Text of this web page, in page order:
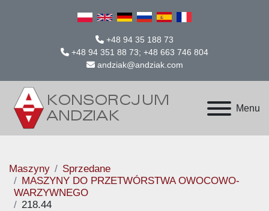
+48 94 35 188 73
+48 94 351 88 73; +48 663 746 804
andziak@andziak.com
Menu
Maszyny
Sprzedane
MASZYNY DO PRZETWÓRSTWA OWOCOWO-
WARZYWNEGO
218.44